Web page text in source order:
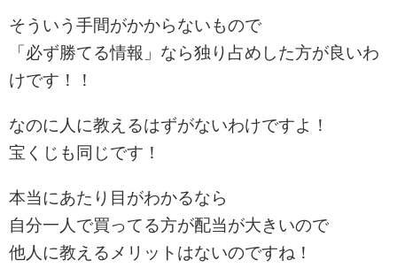
そういう手間がかからないもので
「必ず勝てる情報」なら独り占めした方が良いわ
けです！！
なのに人に教えるはずがないわけですよ！
宝くじも同じです！
本当にあたり目がわかるなら
自分一人で買ってる方が配当が大きいので
他人に教えるメリットはないのですね！